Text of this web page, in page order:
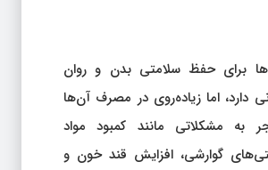
برای حفظ سلامتی بدن و روان
دارد، اما زیاده‌روی در مصرف آن‌ها
به مشکلاتی مانند کمبود مواد
گوارشی، افزایش قند خون و